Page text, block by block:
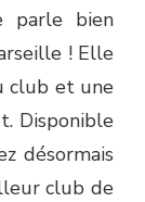
parle bien
! Elle
club et une
Disponible
désormais
club de